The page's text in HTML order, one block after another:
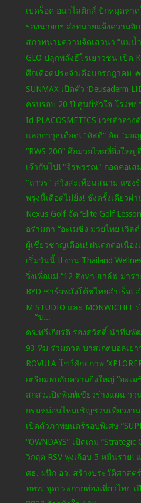
เบดร็อค อนาไลติกส์ ปักหมุดหา
รองนายกฯ ส่งทนายแจ้งความจั
สภาทนายความจัดเสวนา “แม่น้
GLO ปลุกพลังฮีโร่เยาวชน เปิด
ศึกเดือดประจำเดือนกรกฎาคม 🔥
SUNMAX เปิดตัว ‘Deusaderm
ครบรอบ 20 ปี ศูนย์หัวใจ โรงพ
Id PLACOSMETICS เวชสำอา
แลกอาวุธเดือด! "หัสดี" อัด "มอ
“RWS 200” ศึกมวยไทยที่ยิ่งให
เจ๊ากันไป! "จิรพรรณ" กอดคอเส
"ถาวร" สวิงสะเทือนสนาม แซง
พรุ่งนี้เดือดไม่ยั่ง! ชั่งครั้งเดียวผ่
Nexus Golf จัด ‘Elite Golf
อร่ามตา “อะเมซิ่ง มวยไทย เวิล
ผู้เชี่ยวชาญเตือน! ฝนตกต่อเนื่อง
เริ่มวันนี้ !! งาน Thailand
วิ่งเพื่อแม่ “12 สิงหา ฮาล์ฟ มาร
BYD ชาร์จพลังโค้ชไทยสำเร็จ!
M STUDIO และ MONWICHIT
“ข...
ดร.ทวีเกียรติ รองสวัสดิ์ นำทีม
93 ทีม ร่วมดวล บาสเกตบอลเย
ROVULA โชว์ศักยภาพ
เตรียมพบกับความยิ่งใหญ่ “อะเม
สกสว.เปิดพิมพ์เขียวร่างแผน ว
กรมหม่อนไหมเชิญชวนเที่ยวงาน
เปิดตัวภาพยนตร์รอบพิเศษ
“OWNDAYS” เปิดเกม
วิกฤต RSV พุ่งเกือบ 5 หมื่นราย!
ศธ. ผนึก อว. สร้างประวัติศาสต
ททท. จุดประกายท่องเที่ยวไทย เ